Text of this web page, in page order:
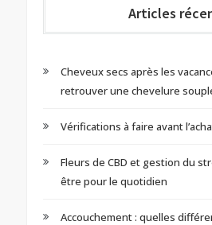
Articles
Cheveux secs après les
retrouver une chevelure
Vérifications à faire avant
Fleurs de CBD et gestion du
être pour le quotidien
Accouchement : quelles